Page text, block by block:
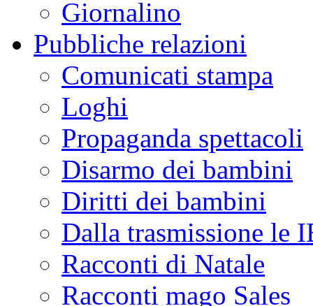
Giornalino
Pubbliche relazioni
Comunicati stampa
Loghi
Propaganda spettacoli
Disarmo dei bambini
Diritti dei bambini
Dalla trasmissione le
Racconti di Natale
Racconti mago Sales